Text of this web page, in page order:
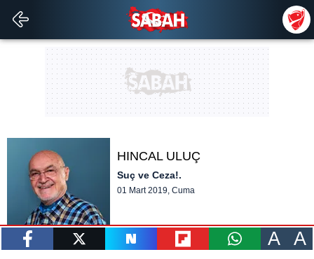
HINCAL ULUÇ
Suç ve Ceza!.
01 Mart 2019, Cuma
A A